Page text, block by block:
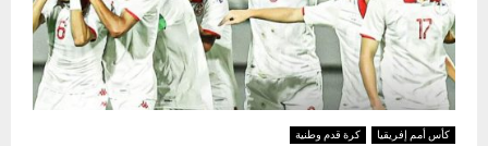
كأس أمم إفريقيا كرة قدم وطنية